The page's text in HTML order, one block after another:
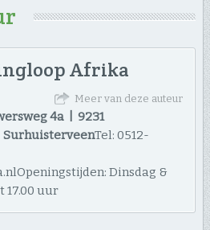
Afrika
Meer van deze auteur
4a | 9231
SurhuisterveenTel: 0512-
Dinsdag &
17.00 uur